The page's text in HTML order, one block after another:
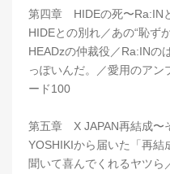
第四章 HIDEの死〜Ra:IN
HIDEとの別れ／あの“恥ず
HEADzの仲裁役／Ra:INの
っぽいんだ。／愛用のアン
ード100
第五章 X JAPAN再結成〜
YOSHIKIから届いた「再結
聞いて喜んでくれるヤツら